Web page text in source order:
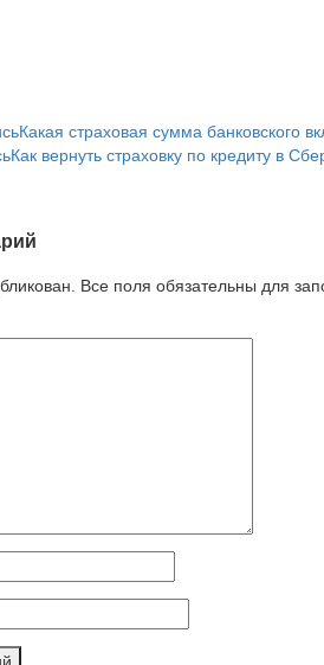
Какая страховая сумма банковского
Как вернуть страховку по кредиту в
Все поля обязательны для